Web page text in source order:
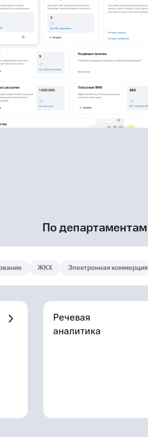
По департаментам
ЖКХ Электронная коммерция
Речевая
аналитика